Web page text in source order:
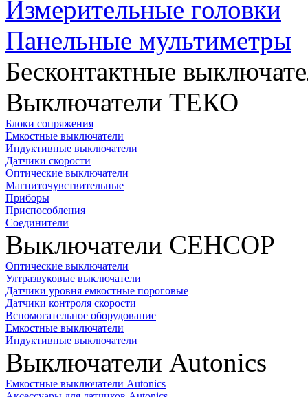
Измерительные головки
Панельные мультиметры
Бесконтактные
Выключатели ТЕКО
Блоки сопряжения
Емкостные выключатели
Индуктивные выключатели
Датчики скорости
Оптические выключатели
Магниточувствительные
Приборы
Приспособления
Соединители
Выключатели СЕНСОР
Оптические выключатели
Ултразвуковые выключатели
Датчики уровня емкостные пороговые
Датчики контроля скорости
Вспомогательное оборудование
Емкостные выключатели
Индуктивные выключатели
Выключатели Autonics
Емкостные выключатели Autonics